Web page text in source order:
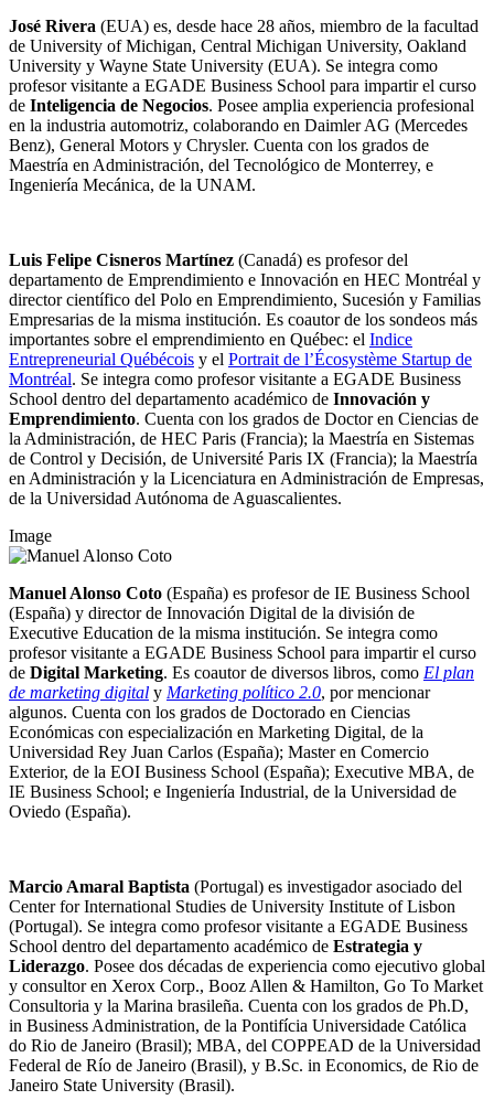
José Rivera (EUA) es, desde hace 28 años, miembro de la facultad
de University of Michigan, Central Michigan University, Oakland
University y Wayne State University (EUA). Se integra como
profesor visitante a EGADE Business School para impartir el curso
de Inteligencia de Negocios. Posee amplia experiencia profesional
en la industria automotriz, colaborando en Daimler AG (Mercedes
Benz), General Motors y Chrysler. Cuenta con los grados de
Maestría en Administración, del Tecnológico de Monterrey, e
Ingeniería Mecánica, de la UNAM.
Luis Felipe Cisneros Martínez (Canadá) es profesor del
departamento de Emprendimiento e Innovación en HEC Montréal y
director científico del Polo en Emprendimiento, Sucesión y Familias
Empresarias de la misma institución. Es coautor de los sondeos más
importantes sobre el emprendimiento en Québec: el Indice
Entrepreneurial Québécois y el Portrait de l’Écosystème Startup de
Montréal. Se integra como profesor visitante a EGADE Business
School dentro del departamento académico de Innovación y
Emprendimiento. Cuenta con los grados de Doctor en Ciencias de
la Administración, de HEC Paris (Francia); la Maestría en Sistemas
de Control y Decisión, de Université Paris IX (Francia); la Maestría
en Administración y la Licenciatura en Administración de Empresas,
de la Universidad Autónoma de Aguascalientes.
Image
Manuel Alonso Coto (España) es profesor de IE Business School
(España) y director de Innovación Digital de la división de
Executive Education de la misma institución. Se integra como
profesor visitante a EGADE Business School para impartir el curso
de Digital Marketing. Es coautor de diversos libros, como El plan
de marketing digital y Marketing político 2.0, por mencionar
algunos. Cuenta con los grados de Doctorado en Ciencias
Económicas con especialización en Marketing Digital, de la
Universidad Rey Juan Carlos (España); Master en Comercio
Exterior, de la EOI Business School (España); Executive MBA, de
IE Business School; e Ingeniería Industrial, de la Universidad de
Oviedo (España).
Marcio Amaral Baptista (Portugal) es investigador asociado del
Center for International Studies de University Institute of Lisbon
(Portugal). Se integra como profesor visitante a EGADE Business
School dentro del departamento académico de Estrategia y
Liderazgo. Posee dos décadas de experiencia como ejecutivo global
y consultor en Xerox Corp., Booz Allen & Hamilton, Go To Market
Consultoria y la Marina brasileña. Cuenta con los grados de Ph.D,
in Business Administration, de la Pontifícia Universidade Católica
do Rio de Janeiro (Brasil); MBA, del COPPEAD de la Universidad
Federal de Río de Janeiro (Brasil), y B.Sc. in Economics, de Rio de
Janeiro State University (Brasil).